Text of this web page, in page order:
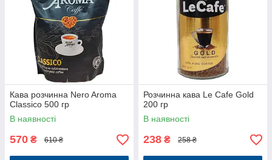
Кава розчинна Nero Aroma
Classico 500 гр
В наявності
570 ₴ 610 ₴
Розчинна кава Le Cafe Gold
200 гр
В наявності
238 ₴ 258 ₴